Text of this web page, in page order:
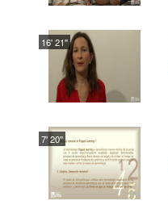
16' 21''
7' 20''